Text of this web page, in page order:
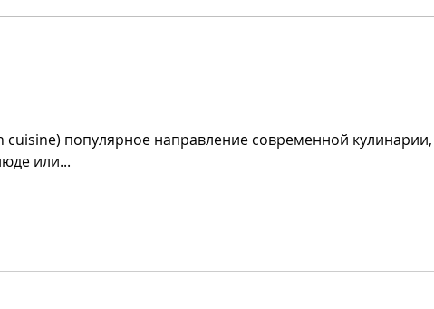
популярное направление современной
или...